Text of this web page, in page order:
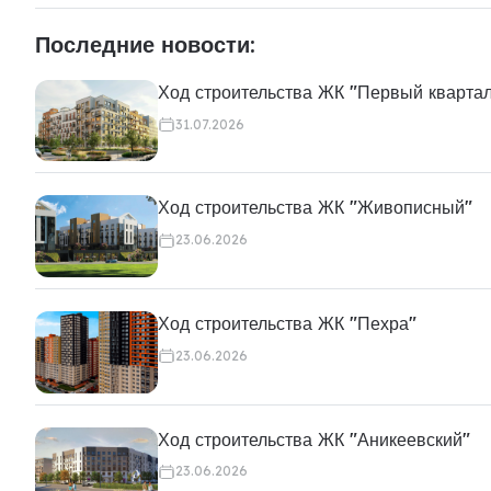
Последние новости:
Ход строительства ЖК "Первый
31.07.2026
Ход строительства ЖК "Живописный"
23.06.2026
Ход строительства ЖК "Пехра"
23.06.2026
Ход строительства ЖК "Аникеевский"
23.06.2026